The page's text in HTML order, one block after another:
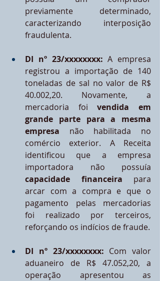
previamente determinado,
caracterizando interposição
fraudulenta.
DI nº 23/xxxxxxxx: A empresa
registrou a importação de 140
toneladas de sal no valor de R$
40.002,20. Novamente, a
mercadoria foi vendida em
grande parte para a mesma
empresa não habilitada no
comércio exterior. A Receita
identificou que a empresa
capacidade financeira para
arcar com a compra e que o
pagamento pelas mercadorias
foi realizado por terceiros,
reforçando os indícios de fraude.
DI nº 23/xxxxxxxx: Com valor
aduaneiro de R$ 47.052,20, a
operação apresentou as